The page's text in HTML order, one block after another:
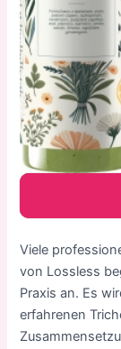
Viele
von Lossless
Praxis an. Es
erfahrenen